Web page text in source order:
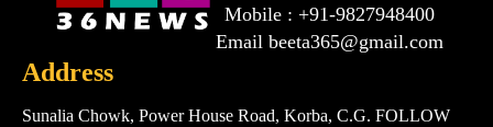
Mobile : +91-9827948400
Email beeta365@gmail.com
Address
Sunalia Chowk, Power House Road, Korba, C.G. FOLLOW